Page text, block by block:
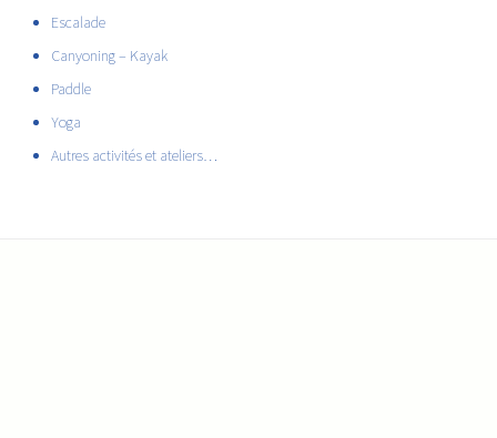
Escalade
Canyoning – Kayak
Paddle
Yoga
Autres activités et ateliers…